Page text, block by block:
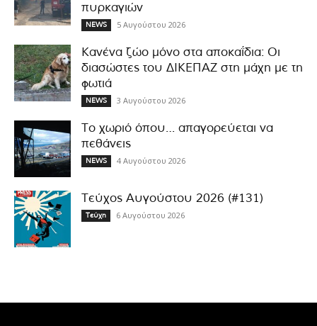
πυρκαγιών
NEWS 5 Αυγούστου 2026
Κανένα ζώο μόνο στα αποκαΐδια: Οι
διασώστες του ΔΙΚΕΠΑΖ στη μάχη με τη
φωτιά
NEWS 3 Αυγούστου 2026
Το χωριό όπου… απαγορεύεται να
πεθάνεις
NEWS 4 Αυγούστου 2026
Τεύχος Αυγούστου 2026 (#131)
Τεύχη 6 Αυγούστου 2026